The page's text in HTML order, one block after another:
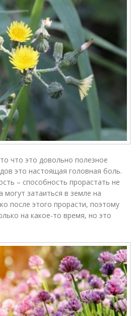
что это довольно полезное
это настоящая головная боль.
– способность прорастать не
могут затаиться в земле на
после этого прорасти, поэтому
на какое-то время, но это